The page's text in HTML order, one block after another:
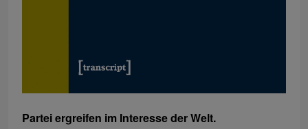
Partei ergreifen im Interesse der Welt.